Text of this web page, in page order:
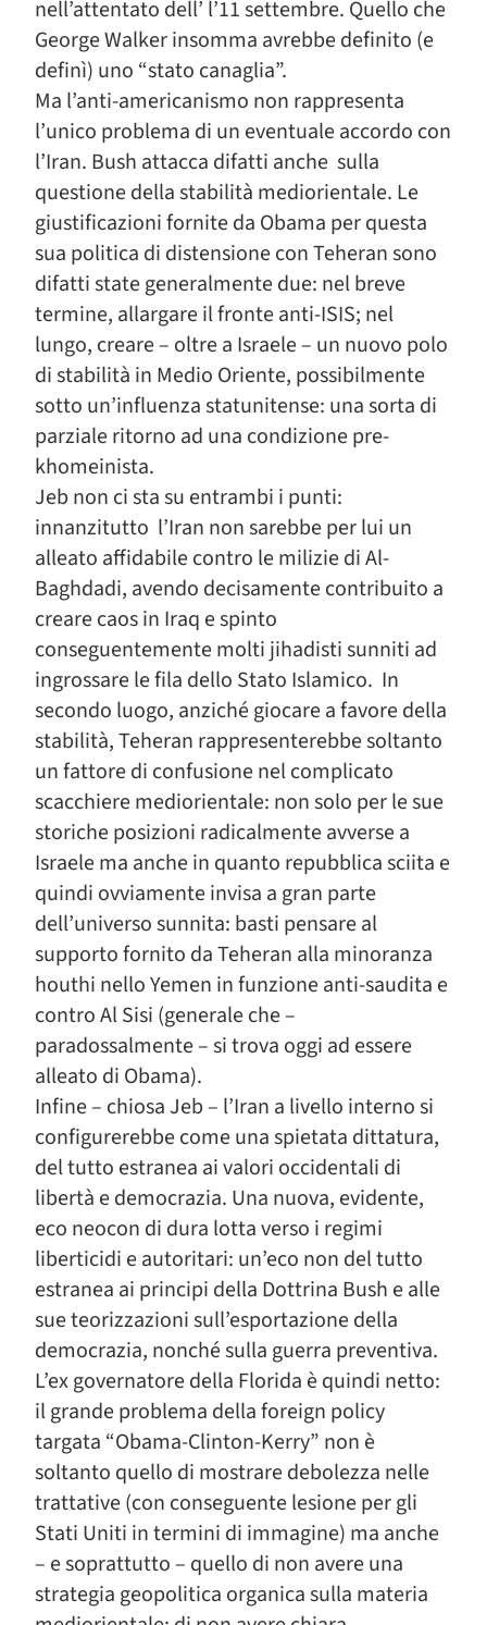
nell’attentato dell’ l’11 settembre. Quello che
George Walker insomma avrebbe definito (e
definì) uno “stato canaglia”.
Ma l’anti-americanismo non rappresenta
l’unico problema di un eventuale accordo con
l’Iran. Bush attacca difatti anche sulla
questione della stabilità mediorientale. Le
giustificazioni fornite da Obama per questa
sua politica di distensione con Teheran sono
difatti state generalmente due: nel breve
termine, allargare il fronte anti-ISIS; nel
lungo, creare – oltre a Israele – un nuovo polo
di stabilità in Medio Oriente, possibilmente
sotto un’influenza statunitense: una sorta di
parziale ritorno ad una condizione pre-
khomeinista.
Jeb non ci sta su entrambi i punti:
innanzitutto l’Iran non sarebbe per lui un
alleato affidabile contro le milizie di Al-
Baghdadi, avendo decisamente contribuito a
creare caos in Iraq e spinto
conseguentemente molti jihadisti sunniti ad
ingrossare le fila dello Stato Islamico. In
secondo luogo, anziché giocare a favore della
stabilità, Teheran rappresenterebbe soltanto
un fattore di confusione nel complicato
scacchiere mediorientale: non solo per le sue
storiche posizioni radicalmente avverse a
Israele ma anche in quanto repubblica sciita e
quindi ovviamente invisa a gran parte
dell’universo sunnita: basti pensare al
supporto fornito da Teheran alla minoranza
houthi nello Yemen in funzione anti-saudita e
contro Al Sisi (generale che –
paradossalmente – si trova oggi ad essere
alleato di Obama).
Infine – chiosa Jeb – l’Iran a livello interno si
configurerebbe come una spietata dittatura,
del tutto estranea ai valori occidentali di
libertà e democrazia. Una nuova, evidente,
eco neocon di dura lotta verso i regimi
liberticidi e autoritari: un’eco non del tutto
estranea ai principi della Dottrina Bush e alle
sue teorizzazioni sull’esportazione della
democrazia, nonché sulla guerra preventiva.
L’ex governatore della Florida è quindi netto:
il grande problema della foreign policy
targata “Obama-Clinton-Kerry” non è
soltanto quello di mostrare debolezza nelle
trattative (con conseguente lesione per gli
Stati Uniti in termini di immagine) ma anche
– e soprattutto – quello di non avere una
strategia geopolitica organica sulla materia